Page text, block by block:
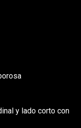
y lado corto con